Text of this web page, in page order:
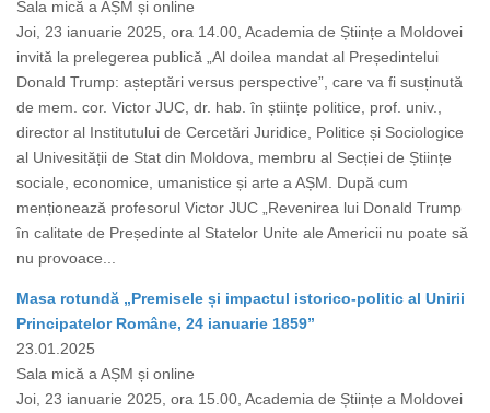
Sala mică a AȘM și online
Joi, 23 ianuarie 2025, ora 14.00, Academia de Științe a Moldovei
invită la prelegerea publică „Al doilea mandat al Președintelui
Donald Trump: așteptări versus perspective”, care va fi susținută
de mem. cor. Victor JUC, dr. hab. în științe politice, prof. univ.,
director al Institutului de Cercetări Juridice, Politice și Sociologice
al Univesității de Stat din Moldova, membru al Secției de Științe
sociale, economice, umanistice și arte a AȘM. După cum
menționează profesorul Victor JUC „Revenirea lui Donald Trump
în calitate de Președinte al Statelor Unite ale Americii nu poate să
nu provoace...
Masa rotundă „Premisele și impactul istorico-politic al Unirii
Principatelor Române, 24 ianuarie 1859”
23.01.2025
Sala mică a AȘM și online
Joi, 23 ianuarie 2025, ora 15.00, Academia de Științe a Moldovei